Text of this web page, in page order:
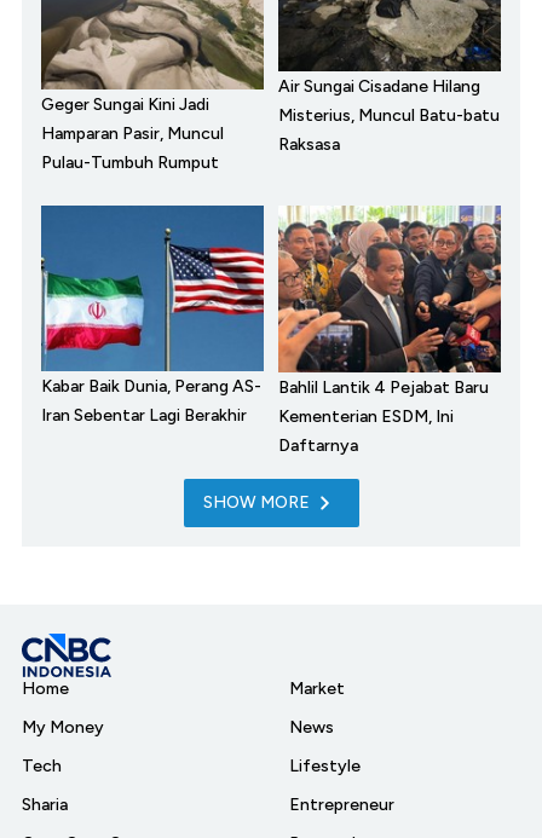
Geger Sungai Kini Jadi
Hamparan Pasir, Muncul
Pulau-Tumbuh Rumput
Air Sungai Cisadane Hilang
Misterius, Muncul Batu-batu
Raksasa
Kabar Baik Dunia, Perang AS-
Iran Sebentar Lagi Berakhir
Bahlil Lantik 4 Pejabat Baru
Kementerian ESDM, Ini
Daftarnya
SHOW MORE
Home
My Money
Tech
Sharia
Market
News
Lifestyle
Entrepreneur